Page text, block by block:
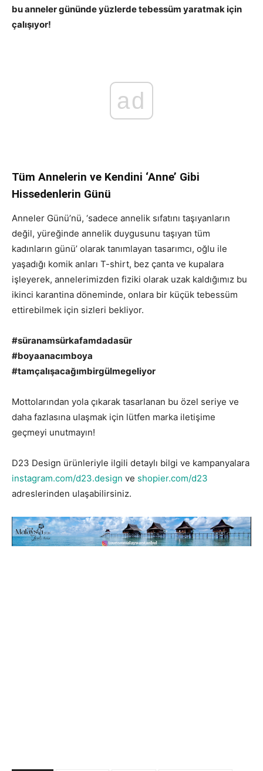
bu anneler gününde yüzlerde tebessüm yaratmak için
çalışıyor!
ad
Tüm Annelerin ve Kendini ‘Anne’ Gibi
Hissedenlerin Günü
Anneler Günü’nü, ‘sadece annelik sıfatını taşıyanların
değil, yüreğinde annelik duygusunu taşıyan tüm
kadınların günü’ olarak tanımlayan tasarımcı, oğlu ile
yaşadığı komik anları T-shirt, bez çanta ve kupalara
işleyerek, annelerimizden fiziki olarak uzak kaldığımız bu
ikinci karantina döneminde, onlara bir küçük tebessüm
ettirebilmek için sizleri bekliyor.
#süranamsürkafamdadasür
#boyaanacımboya
#tamçalışacağımbirgülmegeliyor
Mottolarından yola çıkarak tasarlanan bu özel seriye ve
daha fazlasına ulaşmak için lütfen marka iletişime
geçmeyi unutmayın!
D23 Design ürünleriyle ilgili detaylı bilgi ve kampanyalara
instagram.com/d23.design ve shopier.com/d23
adreslerinden ulaşabilirsiniz.